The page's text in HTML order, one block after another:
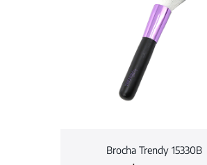
Brocha Trendy 15330B